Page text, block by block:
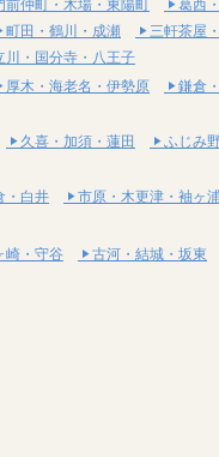
前仲町・木場・東陽町
葛西
町田・鶴川・成瀬
三軒茶屋
川・国分寺・八王子
厚木・海老名・伊勢原
鎌倉
久喜・加須・蓮田
ふじみ
・白井 市原・木更津・袖ヶ
崎・守谷 古河・結城・坂東